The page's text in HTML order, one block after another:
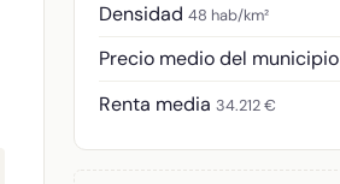
Densidad 48 hab/km²
Precio medio del municipio
Renta media 34.212 €